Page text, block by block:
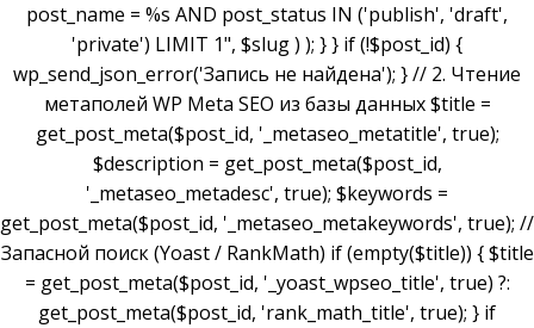
post_name = %s AND post_status IN ('publish', 'draft',
'private') LIMIT 1", $slug ) ); } } if (!$post_id) {
wp_send_json_error('Запись не найдена'); } // 2. Чтение
метаполей WP Meta SEO из базы данных $title =
get_post_meta($post_id, '_metaseo_metatitle', true);
$description = get_post_meta($post_id,
'_metaseo_metadesc', true); $keywords =
get_post_meta($post_id, '_metaseo_metakeywords', true); //
Запасной поиск (Yoast / RankMath) if (empty($title)) { $title
= get_post_meta($post_id, '_yoast_wpseo_title', true) ?:
get_post_meta($post_id, 'rank_math_title', true); } if